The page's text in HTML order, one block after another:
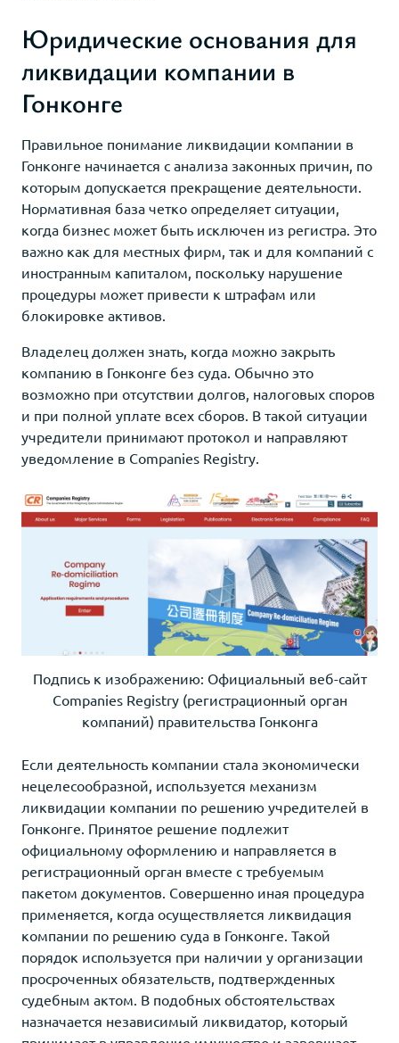
Юридические основания для
ликвидации компании в
Гонконге
Правильное понимание ликвидации компании в
Гонконге начинается с анализа законных причин, по
которым допускается прекращение деятельности.
Нормативная база четко определяет ситуации,
когда бизнес может быть исключен из регистра. Это
важно как для местных фирм, так и для компаний с
иностранным капиталом, поскольку нарушение
процедуры может привести к штрафам или
блокировке активов.
Владелец должен знать, когда можно закрыть
компанию в Гонконге без суда. Обычно это
возможно при отсутствии долгов, налоговых споров
и при полной уплате всех сборов. В такой ситуации
учредители принимают протокол и направляют
уведомление в Companies Registry.
Подпись к изображению: Официальный веб-сайт
Companies Registry (регистрационный орган
компаний) правительства Гонконга
Если деятельность компании стала экономически
нецелесообразной, используется механизм
ликвидации компании по решению учредителей в
Гонконге. Принятое решение подлежит
официальному оформлению и направляется в
регистрационный орган вместе с требуемым
пакетом документов. Совершенно иная процедура
применяется, когда осуществляется ликвидация
компании по решению суда в Гонконге. Такой
порядок используется при наличии у организации
просроченных обязательств, подтвержденных
судебным актом. В подобных обстоятельствах
назначается независимый ликвидатор, который